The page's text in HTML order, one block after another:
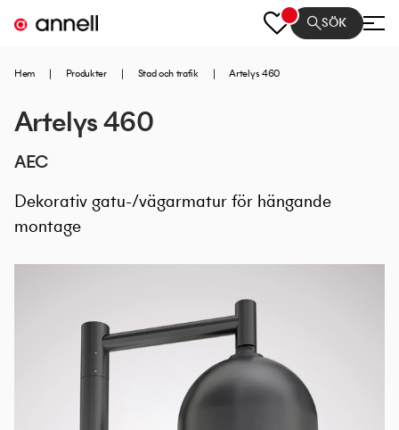
SÖK
Hem | Produkter | Stad och trafik | Artelys 460
Artelys 460
AEC
Dekorativ gatu-/vägarmatur för hängande
montage